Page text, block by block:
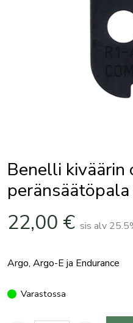
Benelli
22,00 € sis alv
Argo, Argo-E ja Endurance
Varastossa